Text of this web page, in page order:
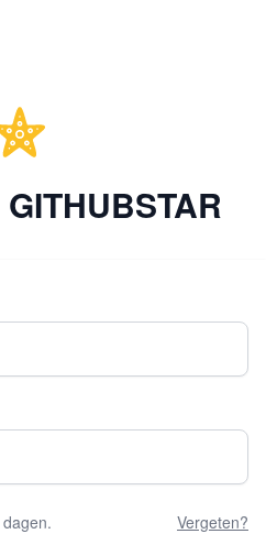
Vergeten?